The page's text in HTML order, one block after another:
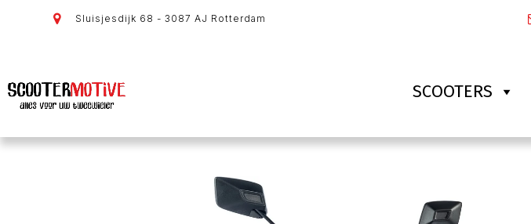
Sluisjesdijk 68 - 3087 AJ Rotterdam
SCOOTERS